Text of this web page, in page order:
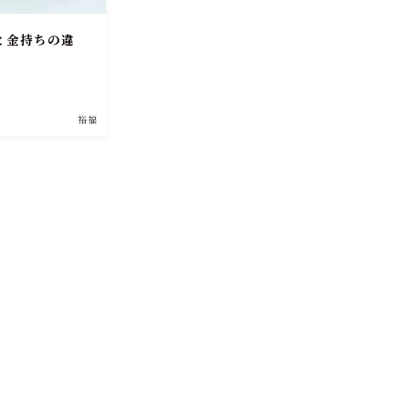
持ちの違
裕福